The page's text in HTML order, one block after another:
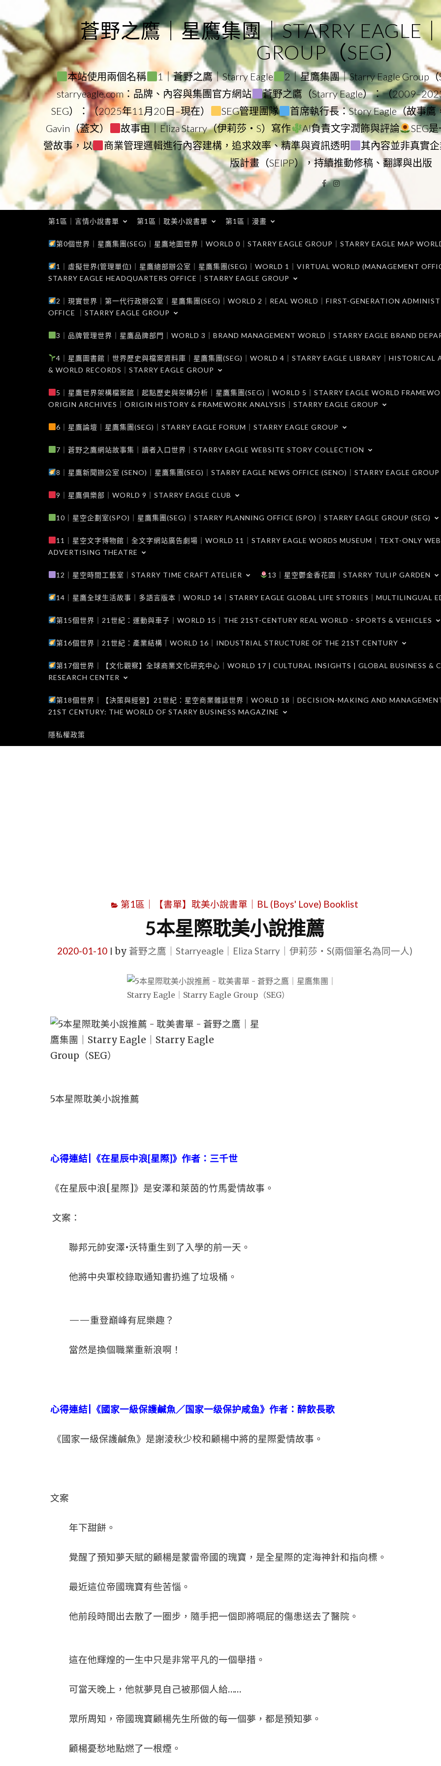
to
content
蒼野之鷹｜星鷹集團｜STARRY EAGLE
GROUP（SEG）
本站使用兩個名稱 1｜蒼野之鷹｜Starry Eagle 2｜星鷹集團｜Starry Eagle Group（
starryeagle.com：品牌、內容與集團官方網站
蒼野之鷹（Starry Eagle）：（
SEG）：（2025年11月20日–現在）
SEG管理團隊 首席執行長：Story Eagle（故事鷹
Gavin（蓋文）
故事由｜Eliza Starry（伊莉莎・S）寫作 AI負責文字潤飾與評論
SEG
營故事，以
商業管理邏輯進行內容建構，追求效率、精準與資訊透明 其內容並非真實
版計畫（SEIPP），持續推動修稿、翻譯與出版
Facebook
Instagram
第1區｜言情小說書單 第1區｜耽美小說書單 第1區｜漫畫
第0個世界｜星鷹集團(SEG)｜星鷹地圖世界｜WORLD 0｜STARRY EAGLE GROUP｜STARRY EAGLE MAP
1｜虛擬世界(管理單位)｜星鷹總部辦公室｜星鷹集團(SEG)｜WORLD 1｜VIRTUAL WORLD (MANAGEMENT
STARRY EAGLE HEADQUARTERS OFFICE｜STARRY EAGLE GROUP
2｜現實世界｜第一代行政辦公室｜星鷹集團(SEG)｜WORLD 2｜REAL WORLD｜FIRST-GENERATION
OFFICE ｜STARRY EAGLE GROUP
3｜品牌管理世界｜星鷹品牌部門｜WORLD 3｜BRAND MANAGEMENT WORLD｜STARRY EAGLE BRAND
4｜星鷹圖書館｜世界歷史與檔案資料庫｜星鷹集團(SEG)｜WORLD 4｜STARRY EAGLE LIBRARY｜HISTORICAL
& WORLD RECORDS｜STARRY EAGLE GROUP
5｜星鷹世界架構檔案館｜起點歷史與架構分析｜星鷹集團(SEG)｜WORLD 5｜STARRY EAGLE WORLD
ORIGIN ARCHIVES｜ORIGIN HISTORY & FRAMEWORK ANALYSIS｜STARRY EAGLE GROUP
6｜星鷹論壇｜星鷹集團(SEG)｜STARRY EAGLE FORUM｜STARRY EAGLE GROUP
7｜蒼野之鷹網站故事集｜讀者入口世界｜STARRY EAGLE WEBSITE STORY COLLECTION
8｜星鷹新聞辦公室 (SENO)｜星鷹集團(SEG)｜STARRY EAGLE NEWS OFFICE (SENO)｜STARRY EAGLE GROUP
9｜星鷹俱樂部｜WORLD 9｜STARRY EAGLE CLUB
10｜星空企劃室(SPO)｜星鷹集團(SEG)｜STARRY PLANNING OFFICE (SPO)｜STARRY EAGLE GROUP (SEG)
11｜星空文字博物館｜全文字網站廣告劇場｜WORLD 11｜STARRY EAGLE WORDS MUSEUM｜TEXT-ONLY
ADVERTISING THEATRE
12｜星空時間工藝室｜STARRY TIME CRAFT ATELIER 13｜星空鬱金香花園｜STARRY TULIP GARDEN
14｜星鷹全球生活故事｜多語言版本｜WORLD 14｜STARRY EAGLE GLOBAL LIFE STORIES｜MULTILINGUAL
第15個世界｜21世紀：運動與車子｜WORLD 15｜THE 21ST-CENTURY REAL WORLD．SPORTS & VEHICLES
第16個世界｜21世紀：產業結構｜WORLD 16｜INDUSTRIAL STRUCTURE OF THE 21ST CENTURY
第17個世界｜【文化觀察】全球商業文化研究中心｜WORLD 17 | CULTURAL INSIGHTS | GLOBAL BUSINESS &
RESEARCH CENTER
第18個世界｜【決策與經營】21世紀：星空商業雜誌世界｜WORLD 18｜DECISION-MAKING AND
21ST CENTURY: THE WORLD OF STARRY BUSINESS MAGAZINE
隱私權政策
第1區｜【書單】耽美小說書單｜BL (Boys' Love) Booklist
5本星際耽美小說推薦
2020-01-10 by 蒼野之鷹｜Starryeagle｜Eliza Starry｜伊莉莎・S(兩個筆名為同一人)
5本星際耽美小說推薦
心得連結| 《在星辰中浪[星際]》作者：三千世
《在星辰中浪[星際]》是安澤和萊茵的竹馬愛情故事。
文案：
聯邦元帥安澤•沃特重生到了入學的前一天。
他將中央軍校錄取通知書扔進了垃圾桶。
——重登巔峰有屁樂趣？
當然是換個職業重新浪啊！
心得連結| 《國家一級保護鹹魚／国家一级保护咸鱼》作者：醉飲長歌
《國家一級保護鹹魚》是謝淩秋少校和顧楊中將的星際愛情故事。
文案
年下甜餅。
覺醒了預知夢天賦的顧楊是蒙雷帝國的瑰寶，是全星際的定海神針和指向標。
最近這位帝國瑰寶有些苦惱。
他前段時間出去散了一圈步，隨手把一個即將嗝屁的傷患送去了醫院。
這在他輝煌的一生中只是非常平凡的一個舉措。
可當天晚上，他就夢見自己被那個人給……
眾所周知，帝國瑰寶顧楊先生所做的每一個夢，都是預知夢。
顧楊憂愁地點燃了一根煙。